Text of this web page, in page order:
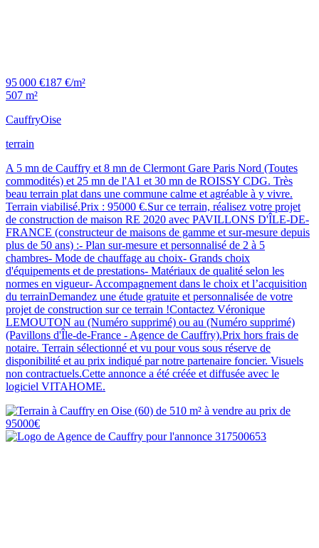
95 000 €187 €/m²
507 m²
CauffryOise
terrain
A 5 mn de Cauffry et 8 mn de Clermont Gare Paris Nord (Toutes
commodités) et 25 mn de l'A1 et 30 mn de ROISSY CDG. Très
beau terrain plat dans une commune calme et agréable à y vivre.
Terrain viabilisé.Prix : 95000 €.Sur ce terrain, réalisez votre projet
de construction de maison RE 2020 avec PAVILLONS D'ÎLE-DE-
FRANCE (constructeur de maisons de gamme et sur-mesure depuis
plus de 50 ans) :- Plan sur-mesure et personnalisé de 2 à 5
chambres- Mode de chauffage au choix- Grands choix
d'équipements et de prestations- Matériaux de qualité selon les
normes en vigueur- Accompagnement dans le choix et l’acquisition
du terrainDemandez une étude gratuite et personnalisée de votre
projet de construction sur ce terrain !Contactez Véronique
LEMOUTON au (Numéro supprimé) ou au (Numéro supprimé)
(Pavillons d'Île-de-France - Agence de Cauffry).Prix hors frais de
notaire. Terrain sélectionné et vu pour vous sous réserve de
disponibilité et au prix indiqué par notre partenaire foncier. Visuels
non contractuels.Cette annonce a été créée et diffusée avec le
logiciel VITAHOME.